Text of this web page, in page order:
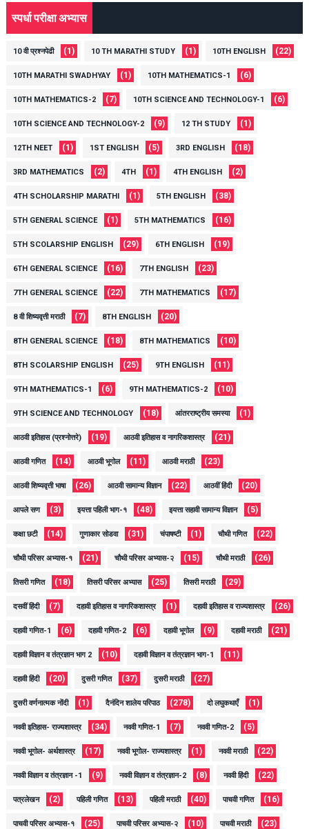
स्पर्धा परीक्षा अभ्यास
10 वी प्रश्नपेढी (1) 10 TH MARATHI STUDY (1) 10TH ENGLISH (22)
10TH MARATHI SWADHYAY (1) 10TH MATHEMATICS-1 (6)
10TH MATHEMATICS-2 (7) 10TH SCIENCE AND TECHNOLOGY-1 (6)
10TH SCIENCE AND TECHNOLOGY-2 (9) 12 TH STUDY (1)
12TH NEET (1) 1ST ENGLISH (5) 3RD ENGLISH (18)
3RD MATHEMATICS (2) 4TH (1) 4TH ENGLISH (2)
4TH SCHOLARSHIP MARATHI (1) 5TH ENGLISH (38)
5TH GENERAL SCIENCE (1) 5TH MATHEMATICS (16)
5TH SCOLARSHIP ENGLISH (29) 6TH ENGLISH (19)
6TH GENERAL SCIENCE (16) 7TH ENGLISH (23)
7TH GENERAL SCIENCE (22) 7TH MATHEMATICS (17)
8 वी शिष्यवृत्ती मराठी (7) 8TH ENGLISH (20)
8TH GENERAL SCIENCE (18) 8TH MATHEMATICS (10)
8TH SCOLARSHIP ENGLISH (25) 9TH ENGLISH (11)
9TH MATHEMATICS-1 (6) 9TH MATHEMATICS-2 (10)
9TH SCIENCE AND TECHNOLOGY (18) आंतरराष्ट्रीय समस्या (1)
आठवी इतिहास (प्रश्नोत्तरे) (19) आठवी इतिहास व नागरिकशास्त्र (21)
आठवी गणित (14) आठवी भूगोल (11) आठवी मराठी (23)
आठवी शिष्यवृत्ती भाषा (26) आठवी सामान्य विज्ञान (22) आठवीं हिंदी (20)
आपले सण (3) इयत्ता पहिली भाग-१ (48) इयत्ता सहावी सामान्य विज्ञान (5)
कक्षा छटी (14) गुणाकार सोडवा (31) चंपाषष्टी (1) चौथी गणित (22)
चौथी परिसर अभ्यास-१ (21) चौथी परिसर अभ्यास-२ (15) चौथी मराठी (26)
तिसरी गणित (18) तिसरी परिसर अभ्यास (25) तिसरी मराठी (29)
दसवीं हिंदी (7) दहावी इतिहास व नागरिकशास्त्र (1) दहावी इतिहास व राज्यशास्त्र (26)
दहावी गणित-1 (6) दहावी गणित-2 (6) दहावी भूगोल (9) दहावी मराठी (21)
दहावी विज्ञान व तंत्रज्ञान भाग 2 (10) दहावी विज्ञान व तंत्रज्ञान भाग-1 (11)
दहावी हिंदी (20) दुसरी गणित (37) दुसरी मराठी (27)
दुसरी वर्णनात्मक नोंदी (1) दैनंदिन शालेय परिपाठ (278) दो लघुकथाएँ (1)
नववी इतिहास- राज्यशास्त्र (34) नववी गणित-1 (7) नववी गणित-2 (5)
नववी भूगोल- अर्थशास्त्र (17) नववी भूगोल- राज्यशास्त्र (1) नववी मराठी (22)
नववी विज्ञान व तंत्रज्ञान -1 (9) नववी विज्ञान व तंत्रज्ञान-2 (8) नववी हिंदी (22)
पत्रलेखन (2) पहिली गणित (13) पहिली मराठी (40) पाचवी गणित (16)
पाचवी परिसर अभ्यास-१ (25) पाचवी परिसर अभ्यास-२ (10) पाचवी मराठी (23)